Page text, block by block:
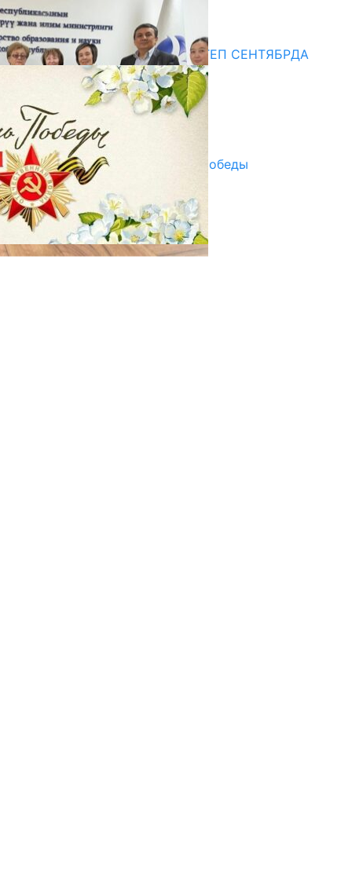
20.07.2026
Медиа
СУЗАКТА 750 ОРУНДУУ МЕКТЕП СЕНТЯБРДА
ПАЙДАЛАНУУГА БЕРИЛЕТ
07.08.2025
Улуу Жеңиштин жандуу сөзү
29.04.2025
Награды в преддверии Дня Победы
29.04.2025